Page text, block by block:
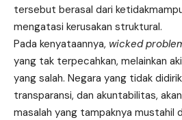
tersebut berasal dari
mengatasi kerusakan struktural.
Pada kenyataannya, wicked
yang tak terpecahkan, melainkan
yang salah. Negara yang tidak
transparansi, dan akuntabilitas,
masalah yang tampaknya mustahil